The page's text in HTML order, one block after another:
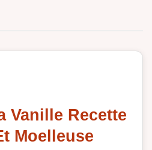
Vanille Recette
Moelleuse